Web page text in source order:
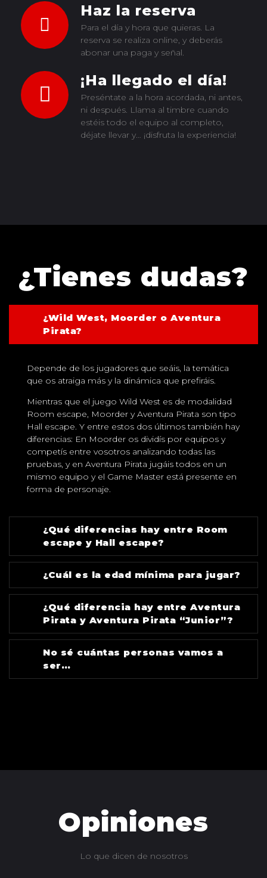
Haz la reserva
Para el día y hora que quieras. La
reserva se realiza online, y deberás
abonar una paga y señal.
¡Ha llegado el día!
Preséntate a la hora acordada, ni antes,
ni después. Llama al timbre cuando
estéis todo el equipo al completo,
déjate llevar y… ¡disfruta la experiencia!
¿Tienes dudas?
¿Wild West, Moorder o Aventura
Pirata?
Depende de los jugadores que seáis, la temática
que os atraiga más y la dinámica que prefiráis.
Mientras que el juego Wild West es de modalidad
Room escape, Moorder y Aventura Pirata son tipo
Hall escape. Y entre estos dos últimos también hay
diferencias: En Moorder os dividís por equipos y
competís entre vosotros analizando todas las
pruebas, y en Aventura Pirata jugáis todos en un
mismo equipo y el Game Master está presente en
forma de personaje.
¿Qué diferencias hay entre Room
escape y Hall escape?
¿Cuál es la edad mínima para jugar?
¿Qué diferencia hay entre Aventura
Pirata y Aventura Pirata “Junior”?
No sé cuántas personas vamos a
ser…
Opiniones
Lo que dicen de nosotros